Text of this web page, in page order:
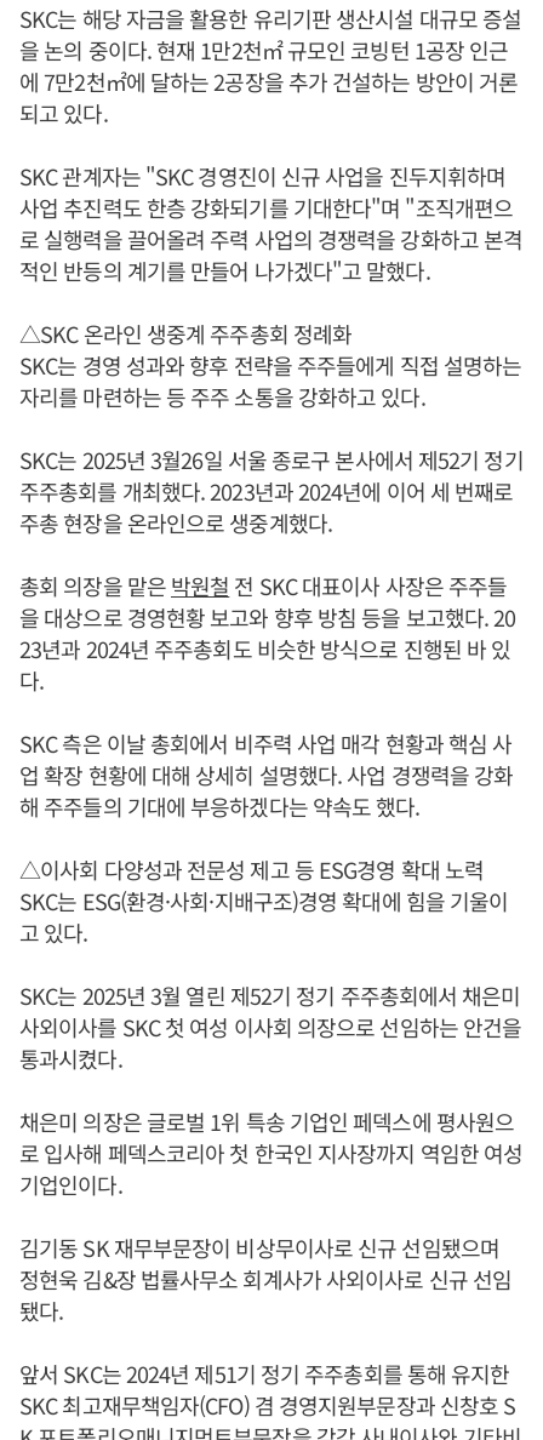
SKC는 해당 자금을 활용한 유리기판 생산시설 대규모 증설
을 논의 중이다. 현재 1만2천㎡ 규모인 코빙턴 1공장 인근
에 7만2천㎡에 달하는 2공장을 추가 건설하는 방안이 거론
되고 있다.
SKC 관계자는 "SKC 경영진이 신규 사업을 진두지휘하며
사업 추진력도 한층 강화되기를 기대한다"며 "조직개편으
로 실행력을 끌어올려 주력 사업의 경쟁력을 강화하고 본격
적인 반등의 계기를 만들어 나가겠다"고 말했다.
△SKC 온라인 생중계 주주총회 정례화
SKC는 경영 성과와 향후 전략을 주주들에게 직접 설명하는
자리를 마련하는 등 주주 소통을 강화하고 있다.
SKC는 2025년 3월26일 서울 종로구 본사에서 제52기 정기
주주총회를 개최했다. 2023년과 2024년에 이어 세 번째로
주총 현장을 온라인으로 생중계했다.
총회 의장을 맡은박원철 전 SKC 대표이사 사장은 주주들
을 대상으로 경영현황 보고와 향후 방침 등을 보고했다. 20
23년과 2024년 주주총회도 비슷한 방식으로 진행된 바 있
다.
SKC 측은 이날 총회에서 비주력 사업 매각 현황과 핵심 사
업 확장 현황에 대해 상세히 설명했다. 사업 경쟁력을 강화
해 주주들의 기대에 부응하겠다는 약속도 했다.
△이사회 다양성과 전문성 제고 등 ESG경영 확대 노력
SKC는 ESG(환경·사회·지배구조)경영 확대에 힘을 기울이
고 있다.
SKC는 2025년 3월 열린 제52기 정기 주주총회에서 채은미
사외이사를 SKC 첫 여성 이사회 의장으로 선임하는 안건을
통과시켰다.
채은미 의장은 글로벌 1위 특송 기업인 페덱스에 평사원으
로 입사해 페덱스코리아 첫 한국인 지사장까지 역임한 여성
기업인이다.
김기동 SK 재무부문장이 비상무이사로 신규 선임됐으며
정현욱 김&장 법률사무소 회계사가 사외이사로 신규 선임
됐다.
앞서 SKC는 2024년 제51기 정기 주주총회를 통해 유지한
SKC 최고재무책임자(CFO) 겸 경영지원부문장과 신창호 S